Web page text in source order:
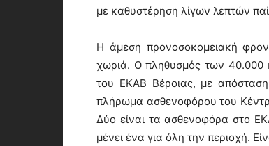
με καθυστέρηση λίγων λεπτών
Η άμεση προνοσοκομειακή
χωριά. Ο πληθυσμός των 40.000
του ΕΚΑΒ Βέροιας, με
πλήρωμα ασθενοφόρου του
Δύο είναι τα ασθενοφόρα στο
μένει ένα για όλη την περιοχή.